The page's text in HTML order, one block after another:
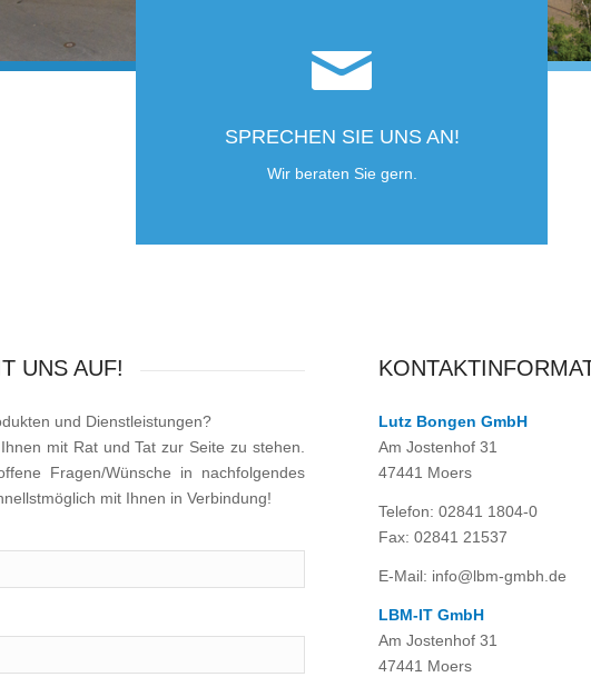
SPRECHEN SIE UNS AN!
Wir beraten Sie gern.
UNS AUF!
und Dienstleistungen?
mit Rat und Tat zur Seite zu stehen.
Fragen/Wünsche in nachfolgendes
mit Ihnen in Verbindung!
Lutz Bongen GmbH
Am Jostenhof 31
47441 Moers
Telefon: 02841 1804-0
Fax: 02841 21537
E-Mail: info@lbm-gmbh.de
LBM-IT GmbH
Am Jostenhof 31
47441 Moers